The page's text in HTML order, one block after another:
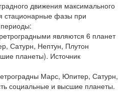
движения максимального
стационарные фазы при
являются 6 планет
Сатурн, Нептун, Плутон
планеты). Источник
Марс, Юпитер, Сатурн,
социальные и высшие планеты.